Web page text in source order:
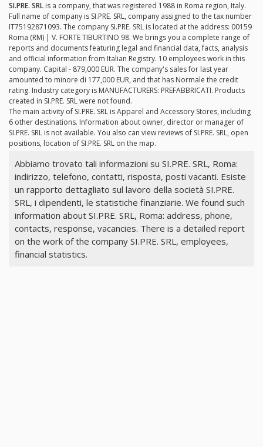
SI.PRE. SRL is a company, that was registered 1988 in Roma region, Italy.
Full name of company is SI.PRE. SRL, company assigned to the tax number
IT75192871093. The company SI.PRE. SRL is located at the address: 00159
Roma (RM) | V. FORTE TIBURTINO 98. We brings you a complete range of
reports and documents featuring legal and financial data, facts, analysis
and official information from Italian Registry. 10 employees work in this
company. Capital - 879,000 EUR. The company's sales for last year
amounted to minore di 177,000 EUR, and that has Normale the credit
rating. Industry category is MANUFACTURERS: PREFABBRICATI. Products
created in SI.PRE. SRL were not found.
The main activity of SI.PRE. SRL is Apparel and Accessory Stores, including
6 other destinations. Information about owner, director or manager of
SI.PRE. SRL is not available. You also can view reviews of SI.PRE. SRL, open
positions, location of SI.PRE. SRL on the map.
Abbiamo trovato tali informazioni su SI.PRE. SRL, Roma:
indirizzo, telefono, contatti, risposta, posti vacanti. Esiste
un rapporto dettagliato sul lavoro della società SI.PRE.
SRL, i dipendenti, le statistiche finanziarie. We found such
information about SI.PRE. SRL, Roma: address, phone,
contacts, response, vacancies. There is a detailed report
on the work of the company SI.PRE. SRL, employees,
financial statistics.